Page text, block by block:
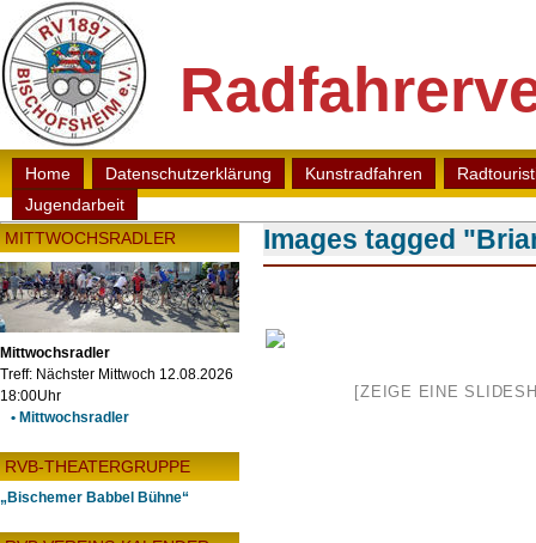
Home Datenschutzerklärung Kunstradfahren
Jugendarbeit
Images tagged
[ZEIGE EINE
MITTWOCHSRADLER
Mittwochsradler
Treff: Nächster Mittwoch 12.08.2026
18:00Uhr
• Mittwochsradler
RVB-THEATERGRUPPE
„Bischemer Babbel Bühne“